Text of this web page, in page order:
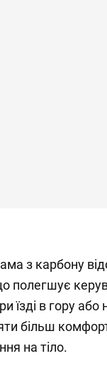
з карбону
полегшує
їзді в гору або
більш
на тіло.